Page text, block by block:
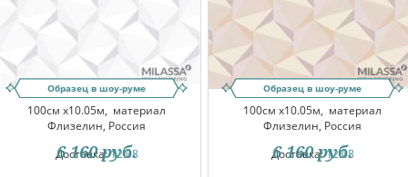
Образец в шоу-руме
100см x10.05м, материал
Флизелин, Россия
Доставка:12.08
6 160 руб.
Образец в шоу-руме
100см x10.05м, материал
Флизелин, Россия
Доставка:12.08
6 160 руб.